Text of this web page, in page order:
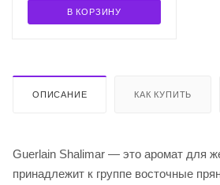
В КОРЗИНУ
ОПИСАНИЕ КАК КУПИТЬ
Guerlain Shalimar — это аромат для
принадлежит к группе восточные